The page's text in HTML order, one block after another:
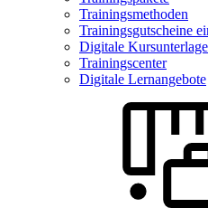
Trainingsmethoden
Trainingsgutscheine
Digitale
Trainingscenter
Digitale Lernangebote